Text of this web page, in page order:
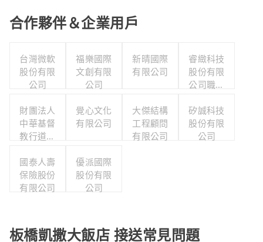
合作夥伴＆企業用戶
台灣微軟
股份有限
公司
福樂國際
文創有限
公司
新晴國際
有限公司
睿緻科技
股份有限
公司職工
會
財團法人
中華基督
教行道會
覺心文化
有限公司
大傑結構
工程顧問
有限公司
矽誠科技
股份有限
公司
國泰人壽
保險股份
有限公司
優派國際
股份有限
公司
板橋凱撒大飯店 接送常見問題